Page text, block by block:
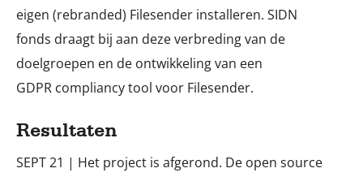
eigen (rebranded) Filesender installeren. SIDN
fonds draagt bij aan deze verbreding van de
doelgroepen en de ontwikkeling van een
GDPR compliancy tool voor Filesender.
Resultaten
SEPT 21 | Het project is afgerond. De open source